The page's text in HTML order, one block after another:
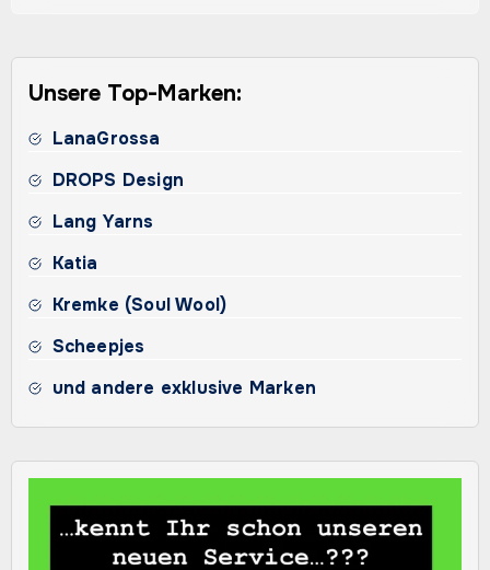
Unsere Top-Marken:
LanaGrossa
DROPS Design
Lang Yarns
Katia
Kremke (Soul Wool)
Scheepjes
und andere exklusive Marken